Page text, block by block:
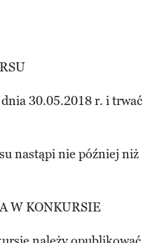
30.05.2018 r. i trwać
nastąpi nie później niż
W KONKURSIE